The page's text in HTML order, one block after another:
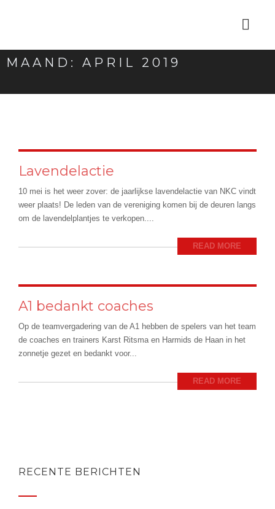
MAAND: APRIL 2019
Lavendelactie
10 mei is het weer zover: de jaarlijkse lavendelactie van NKC vindt
weer plaats! De leden van de vereniging komen bij de deuren langs
om de lavendelplantjes te verkopen....
READ MORE
A1 bedankt coaches
Op de teamvergadering van de A1 hebben de spelers van het team
de coaches en trainers Karst Ritsma en Harmids de Haan in het
zonnetje gezet en bedankt voor...
READ MORE
RECENTE BERICHTEN